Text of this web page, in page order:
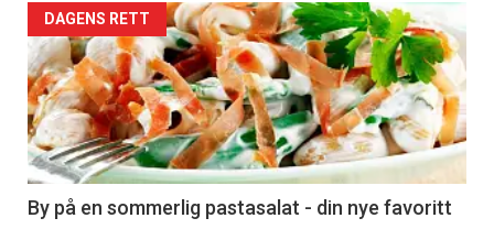
Forsiden
akkurat
nå
-
5
DAGENS RETT
By på en sommerlig pastasalat - din nye favoritt